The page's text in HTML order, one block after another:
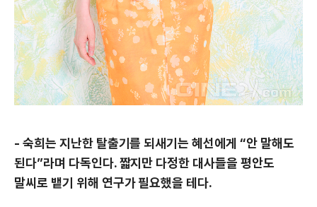
- 숙희는 지난한 탈출기를 되새기는 혜선에게 “안 말해도
된다”라며 다독인다. 짧지만 다정한 대사들을 평안도
말씨로 뱉기 위해 연구가 필요했을 테다.